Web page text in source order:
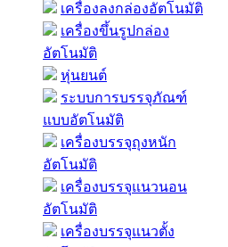
เครื่องลงกล่องอัตโนมัติ
เครื่องขึ้นรูปกล่อง
อัตโนมัติ
หุ่นยนต์
ระบบการบรรจุภัณฑ์
แบบอัตโนมัติ
เครื่องบรรจุถุงหนัก
อัตโนมัติ
เครื่องบรรจุแนวนอน
อัตโนมัติ
เครื่องบรรจุแนวตั้ง